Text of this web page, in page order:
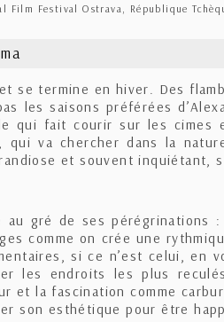
Film Festival Ostrava, République
se termine en hiver. Des
les saisons préférées
qui fait courir sur les
qui va chercher dans la
et souvent inquiétant,
au gré de ses pérégrinations
comme on crée une
si ce n’est celui,
les endroits les plus
et la fascination comme
son esthétique pour être